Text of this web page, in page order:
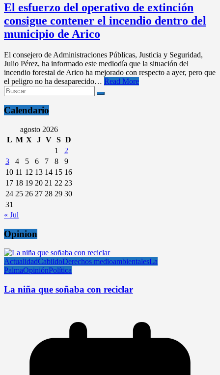
El esfuerzo del operativo de extinción
consigue contener el incendio dentro del
municipio de Arico
El consejero de Administraciones Públicas, Justicia y Seguridad,
Julio Pérez, ha informado este mediodía que la situación del
incendio forestal de Arico ha mejorado con respecto a ayer, pero que
el peligro no ha desaparecido… Read More
Calendario
agosto 2026
L M X J V S D
1
2
3
4 5 6 7 8
9
10 11 12 13 14 15 16
17 18 19 20 21 22 23
24 25 26 27 28 29 30
31
« Jul
Opinion
ActualidadCabildoDerechos medioambientalesLa
PalmaOpiniónPolítica
La niña que soñaba con reciclar